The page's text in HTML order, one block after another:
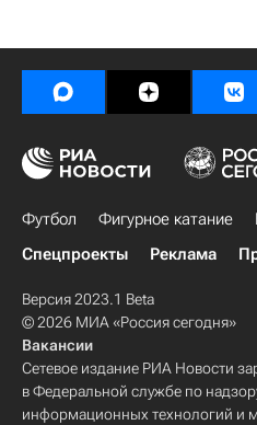
Футбол Фигурное катание
Спецпроекты
Реклама
Версия 2023.1 Beta
© 2026 МИА «Россия сегодня»
Вакансии
Сетевое издание РИА Новости
в Федеральной службе по
информационных технологий и